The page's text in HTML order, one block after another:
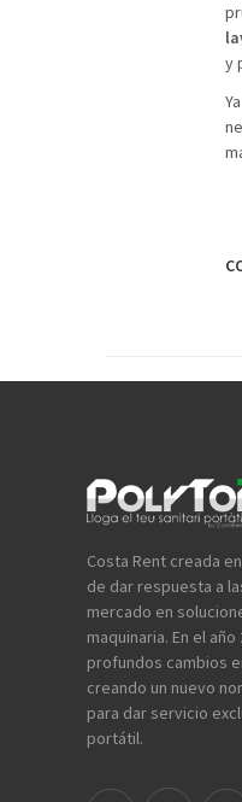
y
Costa Rent creada
de dar respuesta a
mercado en
maquinaria. En el
profundos cambios
creando un nuevo
para dar servicio
portátil.